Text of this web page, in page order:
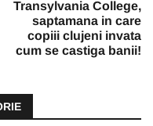
Transylvania College,
saptamana in care
copiii clujeni invata
cum se castiga banii!